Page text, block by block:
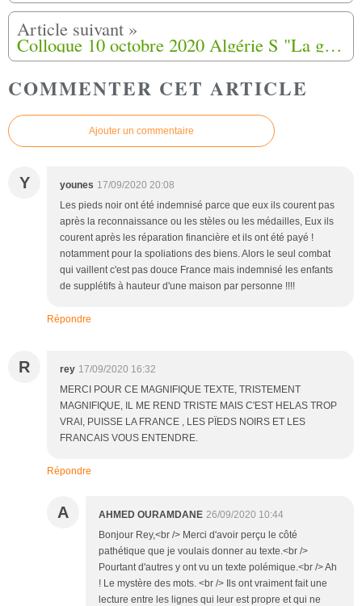
Colloque 10 octobre 2020 Algérie S "La guerre d'Algérie est t'elle terminée ?" à Sainte-Livrade-sur-Lot (47)
COMMENTER CET ARTICLE
Ajouter un commentaire
Y younes 17/09/2020 20:08
Les pieds noir ont été indemnisé parce que eux ils courent pas
après la reconnaissance ou les stèles ou les médailles, Eux ils
courent après les réparation financière et ils ont été payé !
notamment pour la spoliations des biens. Alors le seul combat
qui vaillent c'est pas douce France mais indemnisé les enfants
de supplétifs à hauteur d'une maison par personne !!!!
Répondre
R rey 17/09/2020 16:32
MERCI POUR CE MAGNIFIQUE TEXTE, TRISTEMENT
MAGNIFIQUE, IL ME REND TRISTE MAIS C'EST HELAS TROP
VRAI, PUISSE LA FRANCE , LES PÏEDS NOIRS ET LES
FRANCAIS VOUS ENTENDRE.
Répondre
A AHMED OURAMDANE 26/09/2020 10:44
Bonjour Rey,<br /> Merci d'avoir perçu le côté
pathétique que je voulais donner au texte.<br />
Pourtant d'autres y ont vu un texte polémique.<br /> Ah
! Le mystère des mots. <br /> Ils ont vraiment fait une
lecture entre les lignes qui leur est propre et qui ne